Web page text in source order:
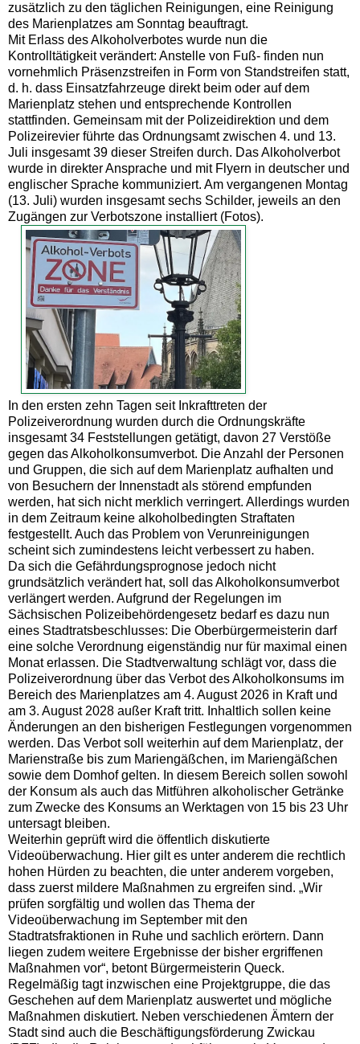
zusätzlich zu den täglichen Reinigungen, eine Reinigung
des Marienplatzes am Sonntag beauftragt.
Mit Erlass des Alkoholverbotes wurde nun die
Kontrolltätigkeit verändert: Anstelle von Fuß- finden nun
vornehmlich Präsenzstreifen in Form von Standstreifen statt,
d. h. dass Einsatzfahrzeuge direkt beim oder auf dem
Marienplatz stehen und entsprechende Kontrollen
stattfinden. Gemeinsam mit der Polizeidirektion und dem
Polizeirevier führte das Ordnungsamt zwischen 4. und 13.
Juli insgesamt 39 dieser Streifen durch. Das Alkoholverbot
wurde in direkter Ansprache und mit Flyern in deutscher und
englischer Sprache kommuniziert. Am vergangenen Montag
(13. Juli) wurden insgesamt sechs Schilder, jeweils an den
Zugängen zur Verbotszone installiert (Fotos).
In den ersten zehn Tagen seit Inkrafttreten der
Polizeiverordnung wurden durch die Ordnungskräfte
insgesamt 34 Feststellungen getätigt, davon 27 Verstöße
gegen das Alkoholkonsumverbot. Die Anzahl der Personen
und Gruppen, die sich auf dem Marienplatz aufhalten und
von Besuchern der Innenstadt als störend empfunden
werden, hat sich nicht merklich verringert. Allerdings wurden
in dem Zeitraum keine alkoholbedingten Straftaten
festgestellt. Auch das Problem von Verunreinigungen
scheint sich zumindestens leicht verbessert zu haben.
Da sich die Gefährdungsprognose jedoch nicht
grundsätzlich verändert hat, soll das Alkoholkonsumverbot
verlängert werden. Aufgrund der Regelungen im
Sächsischen Polizeibehördengesetz bedarf es dazu nun
eines Stadtratsbeschlusses: Die Oberbürgermeisterin darf
eine solche Verordnung eigenständig nur für maximal einen
Monat erlassen. Die Stadtverwaltung schlägt vor, dass die
Polizeiverordnung über das Verbot des Alkoholkonsums im
Bereich des Marienplatzes am 4. August 2026 in Kraft und
am 3. August 2028 außer Kraft tritt. Inhaltlich sollen keine
Änderungen an den bisherigen Festlegungen vorgenommen
werden. Das Verbot soll weiterhin auf dem Marienplatz, der
Marienstraße bis zum Mariengäßchen, im Mariengäßchen
sowie dem Domhof gelten. In diesem Bereich sollen sowohl
der Konsum als auch das Mitführen alkoholischer Getränke
zum Zwecke des Konsums an Werktagen von 15 bis 23 Uhr
untersagt bleiben.
Weiterhin geprüft wird die öffentlich diskutierte
Videoüberwachung. Hier gilt es unter anderem die rechtlich
hohen Hürden zu beachten, die unter anderem vorgeben,
dass zuerst mildere Maßnahmen zu ergreifen sind. „Wir
prüfen sorgfältig und wollen das Thema der
Videoüberwachung im September mit den
Stadtratsfraktionen in Ruhe und sachlich erörtern. Dann
liegen zudem weitere Ergebnisse der bisher ergriffenen
Maßnahmen vor“, betont Bürgermeisterin Queck.
Regelmäßig tagt inzwischen eine Projektgruppe, die das
Geschehen auf dem Marienplatz auswertet und mögliche
Maßnahmen diskutiert. Neben verschiedenen Ämtern der
Stadt sind auch die Beschäftigungsförderung Zwickau